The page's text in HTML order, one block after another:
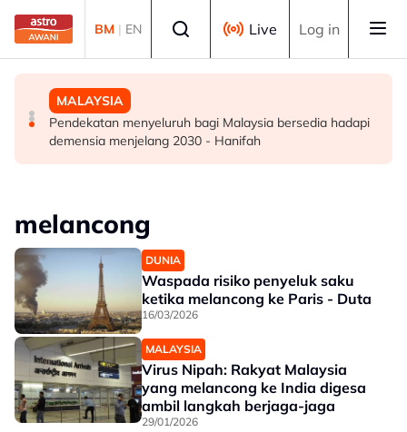
Skip to main content
BM | EN Live Log in
DUNIA
Kebakaran hutan di Gunung Bromo cecah 60 hektar,
sokongan udara digerakkan
DUNIA
Jerman naikkan anggaran kematian berkaitan haba
kepada hampir 12,000
MALAYSIA
Pendekatan menyeluruh bagi Malaysia bersedia hadapi
demensia menjelang 2030 - Hanifah
melancong
DUNIA
Waspada risiko penyeluk saku
ketika melancong ke Paris - Duta
16/03/2026
MALAYSIA
Virus Nipah: Rakyat Malaysia
yang melancong ke India digesa
ambil langkah berjaga-jaga
29/01/2026